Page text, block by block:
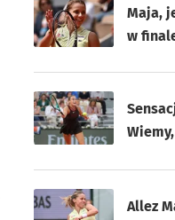
Maja,
w
Allez